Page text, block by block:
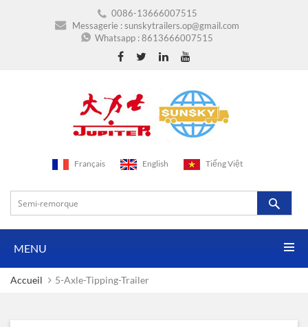
0086-13666007515
Messagerie :sunskytrailers.op@gmail.com
Whatsapp :8613666007515
Français English Tiếng Việt
MENU
Accueil 5-Axle-Tipping-Trailer